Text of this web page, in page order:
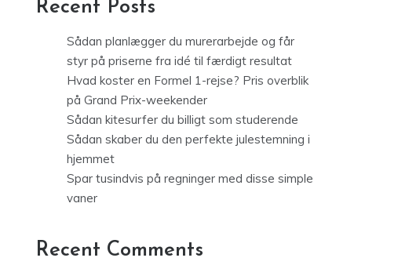
Recent Posts
Sådan planlægger du murerarbejde og får
styr på priserne fra idé til færdigt resultat
Hvad koster en Formel 1-rejse? Pris overblik
på Grand Prix-weekender
Sådan kitesurfer du billigt som studerende
Sådan skaber du den perfekte julestemning i
hjemmet
Spar tusindvis på regninger med disse simple
vaner
Recent Comments